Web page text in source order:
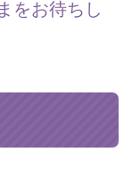
をお待ちし